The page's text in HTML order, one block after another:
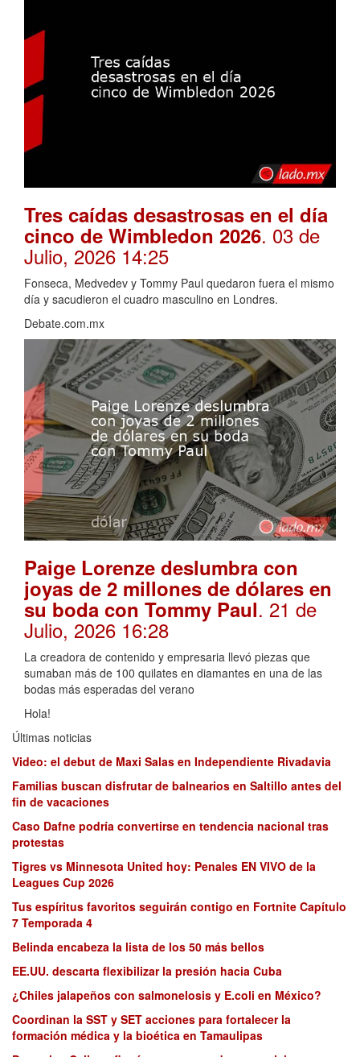
Tres caídas desastrosas en el día
cinco de Wimbledon 2026. 03 de
Julio, 2026 14:25
Fonseca, Medvedev y Tommy Paul quedaron fuera el mismo
día y sacudieron el cuadro masculino en Londres.
Debate.com.mx
Paige Lorenze deslumbra con
joyas de 2 millones de dólares en
su boda con Tommy Paul. 21 de
Julio, 2026 16:28
La creadora de contenido y empresaria llevó piezas que
sumaban más de 100 quilates en diamantes en una de las
bodas más esperadas del verano
Hola!
Últimas noticias
Video: el debut de Maxi Salas en Independiente Rivadavia
Familias buscan disfrutar de balnearios en Saltillo antes del
fin de vacaciones
Caso Dafne podría convertirse en tendencia nacional tras
protestas
Tigres vs Minnesota United hoy: Penales EN VIVO de la
Leagues Cup 2026
Tus espíritus favoritos seguirán contigo en Fortnite Capítulo
7 Temporada 4
Belinda encabeza la lista de los 50 más bellos
EE.UU. descarta flexibilizar la presión hacia Cuba
¿Chiles jalapeños con salmonelosis y E.coli en México?
Coordinan la SST y SET acciones para fortalecer la
formación médica y la bioética en Tamaulipas